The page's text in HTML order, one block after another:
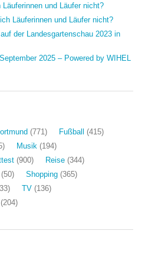
und Läufer nicht?
Läuferinnen und Läufer nicht?
der Landesgartenschau 2023 in
2025 – Powered by WIHEL
(771) Fußball
(415)
Musik (194)
(900) Reise (344)
(50) Shopping (365)
TV (136)
(204)